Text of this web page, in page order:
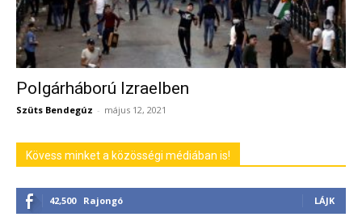
Polgárháború Izraelben
Szüts Bendegúz - május 12, 2021
Kövess minket a közösségi médiában is!
42,500 Rajongó LÁJK